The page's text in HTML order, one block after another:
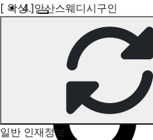
4. 안산스웨디시구인
경주 왁싱 구직정보
[ 왁싱 ]
일반 인재정보